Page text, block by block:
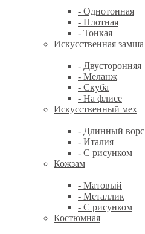
- Однотонная
- Плотная
- Тонкая
Искусственная замша
- Двусторонняя
- Меланж
- Скуба
- На флисе
Искусственный мех
- Длинный ворс
- Италия
- С рисунком
Кожзам
- Матовый
- Металлик
- С рисунком
Костюмная